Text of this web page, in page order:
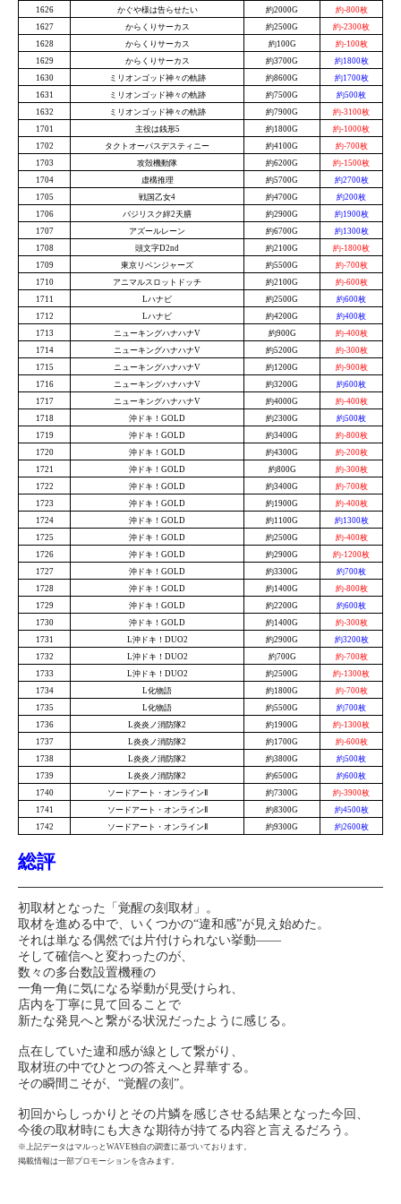
1626 かぐや様は告らせたい 約2000G
約-800枚
1627
からくりサーカス 約2500G
約-2300枚
1628
からくりサーカス 約100G
約-100枚
1629
からくりサーカス 約3700G
約1800枚
1630
ミリオンゴッド神々の軌跡 約8600G
約1700枚
1631
ミリオンゴッド神々の軌跡 約7500G
約500枚
1632
ミリオンゴッド神々の軌跡 約7900G
約-3100枚
1701
主役は銭形5 約1800G
約-1000枚
1702
タクトオーパスデスティニー 約4100G
約-700枚
1703
攻殻機動隊 約6200G
約-1500枚
1704
虚構推理 約5700G
約2700枚
1705
戦国乙女4 約4700G
約200枚
1706
バジリスク絆2天膳 約2900G
約1900枚
1707
アズールレーン 約6700G
約1300枚
1708
頭文字D2nd 約2100G
約-1800枚
1709
東京リベンジャーズ 約5500G
約-700枚
1710
アニマルスロットドッチ 約2100G
約-600枚
1711
Lハナビ 約2500G
約600枚
1712
Lハナビ 約4200G
約400枚
1713
ニューキングハナハナV 約900G
約-400枚
1714
ニューキングハナハナV 約5200G
約-300枚
1715
ニューキングハナハナV 約1200G
約-900枚
1716
ニューキングハナハナV 約3200G
約600枚
1717
ニューキングハナハナV 約4000G
約-400枚
1718
沖ドキ！GOLD 約2300G
約500枚
1719
沖ドキ！GOLD 約3400G
約-800枚
1720
沖ドキ！GOLD 約4300G
約-200枚
1721
沖ドキ！GOLD 約800G
約-300枚
1722
沖ドキ！GOLD 約3400G
約-700枚
1723
沖ドキ！GOLD 約1900G
約-400枚
1724
沖ドキ！GOLD 約1100G
約1300枚
1725
沖ドキ！GOLD 約2500G
約-400枚
1726
沖ドキ！GOLD 約2900G
約-1200枚
1727
沖ドキ！GOLD 約3300G
約700枚
1728
沖ドキ！GOLD 約1400G
約-800枚
1729
沖ドキ！GOLD 約2200G
約600枚
1730
沖ドキ！GOLD 約1400G
約-300枚
1731
L沖ドキ！DUO2 約2900G
約3200枚
1732
L沖ドキ！DUO2 約700G
約-700枚
1733
L沖ドキ！DUO2 約2500G
約-1300枚
1734
L化物語 約1800G
約-700枚
1735
L化物語 約5500G
約700枚
1736
L炎炎ノ消防隊2 約1900G
約-1300枚
1737
L炎炎ノ消防隊2 約1700G
約-600枚
1738
L炎炎ノ消防隊2 約3800G
約500枚
1739
L炎炎ノ消防隊2 約6500G
約600枚
1740
ソードアート・オンラインⅡ 約7300G
約-3900枚
1741
ソードアート・オンラインⅡ 約8300G
約4500枚
1742
ソードアート・オンラインⅡ 約9300G 約2600枚
総評
初取材となった「覚醒の刻取材」。
取材を進める中で、いくつかの“違和感”が見え始めた。
それは単なる偶然では片付けられない挙動――
そして確信へと変わったのが、
数々の多台数設置機種の
一角一角に気になる挙動が見受けられ、
店内を丁寧に見て回ることで
新たな発見へと繋がる状況だったように感じる。
点在していた違和感が線として繋がり、
取材班の中でひとつの答えへと昇華する。
その瞬間こそが、“覚醒の刻”。
初回からしっかりとその片鱗を感じさせる結果となった今回、
今後の取材時にも大きな期待が持てる内容と言えるだろう。
※上記データはマルっとWAVE独自の調査に基づいております。
掲載情報は一部プロモーションを含みます。